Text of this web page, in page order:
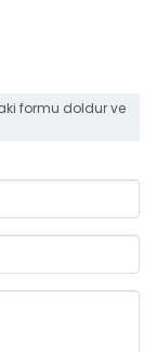
formu doldur ve